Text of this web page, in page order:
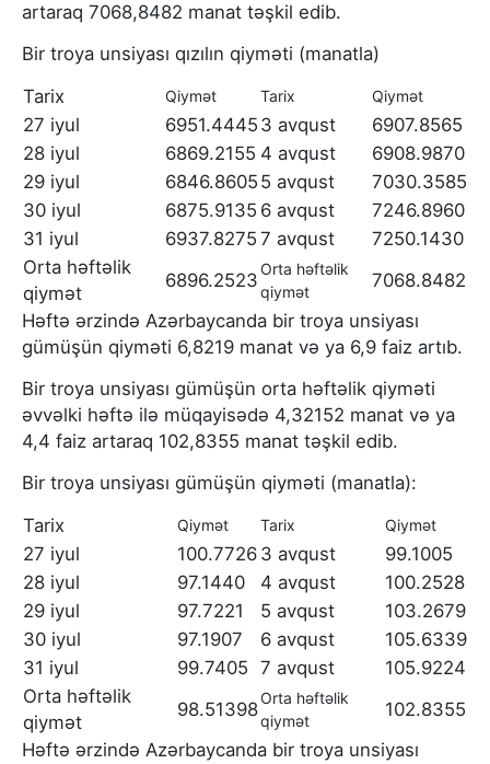
artaraq 7068,8482 manat təşkil edib.
Bir troya unsiyası qızılın qiyməti (manatla)
Tarix
Qiymət Tarix Qiymət
27 iyul 6951.4445 3 avqust
6907.8565
28 iyul
6869.2155 4 avqust
6908.9870
29 iyul
6846.8605 5 avqust
7030.3585
30 iyul
6875.9135 6 avqust
7246.8960
31 iyul
6937.8275 7 avqust
7250.1430
Orta həftəlik
qiymət
6896.2523
Orta həftəlik
qiymət
7068.8482
Həftə ərzində Azərbaycanda bir troya unsiyası
gümüşün qiyməti 6,8219 manat və ya 6,9 faiz artıb.
Bir troya unsiyası gümüşün orta həftəlik qiyməti
əvvəlki həftə ilə müqayisədə 4,32152 manat və ya
4,4 faiz artaraq 102,8355 manat təşkil edib.
Bir troya unsiyası gümüşün qiyməti (manatla):
Tarix
Qiymət Tarix Qiymət
27 iyul 100.7726 3 avqust
99.1005
28 iyul
97.1440 4 avqust
100.2528
29 iyul
97.7221 5 avqust
103.2679
30 iyul
97.1907 6 avqust
105.6339
31 iyul
99.7405 7 avqust
105.9224
Orta həftəlik
qiymət
98.51398
Orta həftəlik
qiymət
102.8355
Həftə ərzində Azərbaycanda bir troya unsiyası